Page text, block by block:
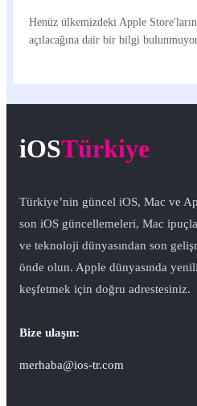
Henüz ülkemizdeki Apple
açılacağına dair bir bilgi
iOSTürkiye
Türkiye’nin güncel iOS, Mac ve
son iOS güncellemeleri, Mac
ve teknoloji dünyasından son
önde olun. Apple dünyasında
keşfetmek için doğru adrestesiniz.
Bize ulaşın:
merhaba@ios-tr.com